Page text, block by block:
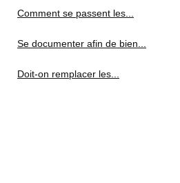
Comment se passent les...
Se documenter afin de bien...
Doit-on remplacer les...